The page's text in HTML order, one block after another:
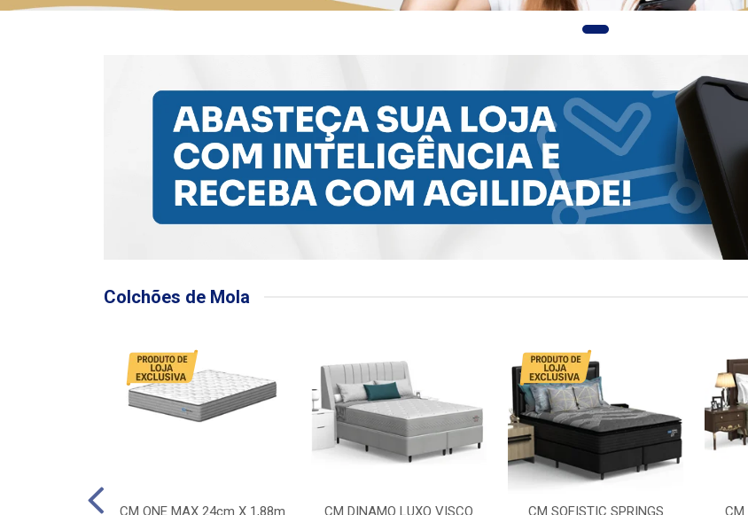
Colchões de Mola
CM ONE MAX 24cm X 1,88m
CM DINAMO LUXO VISCO
CM SOFISTIC SPRINGS
CM